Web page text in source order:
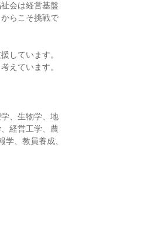
会は経営基盤
らこそ挑戦で
しています。
えています。
、生物学、地
経営工学、農
、教員養成、